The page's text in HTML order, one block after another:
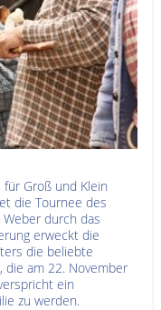
Groß und Klein
die Tournee des
durch das
erweckt die
die beliebte
die am 22. November
ein
zu werden.